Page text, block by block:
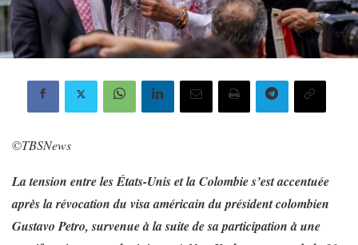
©️TBSNews
La tension entre les États-Unis et la Colombie s’est accentuée
après la révocation du visa américain du président colombien
Gustavo Petro, survenue à la suite de sa participation à une